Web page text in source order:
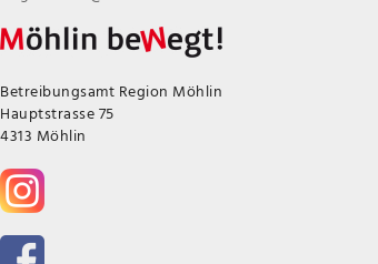
Betreibungsamt Region Möhlin
Hauptstrasse 75
4313 Möhlin